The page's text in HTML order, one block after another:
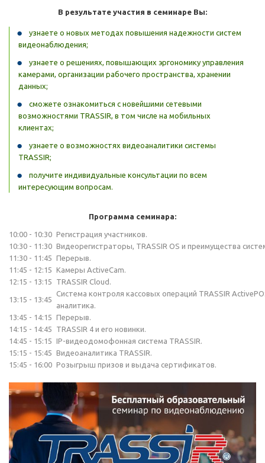
В результате участия в семинаре Вы:
узнаете о новых методах повышения надежности систем
видеонаблюдения;
узнаете о решениях, повышающих эргономику управления
камерами, организации рабочего пространства, хранении
данных;
сможете ознакомиться с новейшими сетевыми
возможностями TRASSIR, в том числе на мобильных
клиентах;
узнаете о возможностях видеоаналитики системы
TRASSIR;
получите индивидуальные консультации по всем
интересующим вопросам.
Программа семинара:
10:00 - 10:30 Регистрация участников.
10:30 - 11:30 Видеорегистраторы, TRASSIR OS и преимущества
11:30 - 11:45 Перерыв.
11:45 - 12:15 Камеры ActiveCam.
12:15 - 13:15
TRASSIR Cloud.
13:15 - 13:45
Система контроля кассовых операций TRASSIR
аналитика.
13:45 - 14:15 Перерыв.
14:15 - 14:45
TRASSIR 4 и его новинки.
14:45 - 15:15 IP-видеодомофонная система TRASSIR.
15:15 - 15:45 Видеоаналитика TRASSIR.
15:45 - 16:00 Розыгрыш призов и выдача сертификатов.